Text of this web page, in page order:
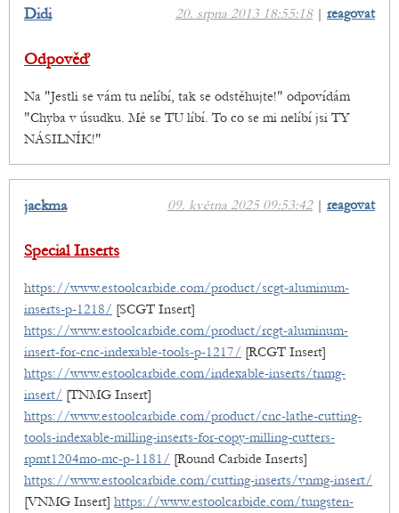
20. srpna 2013 18:55:18| reagovat
Didi
Odpověď
Na "Jestli se vám tu nelíbí, tak se odstěhujte!" odpovídám
"Chyba v úsudku. Mě se TU líbí. To co se mi nelíbí jsi TY
NÁSILNÍK!"
09. května 2025 09:53:42| reagovat
jackma
Special Inserts
https://www.estoolcarbide.com/product/scgt-aluminum-
inserts-p-1218/ [SCGT Insert]
https://www.estoolcarbide.com/product/rcgt-aluminum-
insert-for-cnc-indexable-tools-p-1217/ [RCGT Insert]
https://www.estoolcarbide.com/indexable-inserts/tnmg-
insert/ [TNMG Insert]
https://www.estoolcarbide.com/product/cnc-lathe-cutting-
tools-indexable-milling-inserts-for-copy-milling-cutters-
rpmt1204mo-mc-p-1181/ [Round Carbide Inserts]
https://www.estoolcarbide.com/cutting-inserts/vnmg-insert/
[VNMG Insert] https://www.estoolcarbide.com/tungsten-